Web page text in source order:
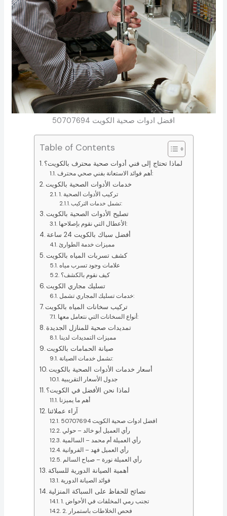
افضل ادوات صحية الكويت 50707694
Table of Contents
لماذا تحتاج إلى فني أدوات صحية محترف بالكويت؟
أهم فوائد الاستعانة بفني صحي محترف:
خدمات الأدوات الصحية بالكويت
1. تركيب الأدوات الصحية
تشمل خدمات التركيب:
تصليح الأدوات الصحية بالكويت
الأعطال التي نقوم بإصلاحها:
أفضل سباك بالكويت 24 ساعة
مميزات خدمة الطوارئ
كشف تسربات المياه بالكويت
علامات وجود تسرب مياه
كيف نقوم بالكشف؟
تسليك مجاري الكويت
خدمات تسليك المجاري تشمل:
تركيب سخانات المياه بالكويت
أنواع السخانات التي نتعامل معها:
تمديدات صحية للمنازل الجديدة
مميزات التمديدات لدينا
صيانة الحمامات بالكويت
تشمل خدمات الصيانة:
أسعار خدمات الأدوات الصحية بالكويت
جدول الأسعار التقريبية
لماذا نحن الأفضل في الكويت؟
أهم ما يميزنا
آراء عملائنا
افضل ادوات صحية الكويت 50707694
رأي العميل أبو خالد – حولي
رأي العميلة أم محمد – السالمية
رأي العميل فهد – الفروانية
رأي العميلة نورة – صباح السالم
أهمية الصيانة الدورية للسباكة
فوائد الصيانة الدورية
نصائح للحفاظ على السباكة المنزلية
1. تجنب رمي المخلفات في الأحواض
2. فحص الخلاطات باستمرار